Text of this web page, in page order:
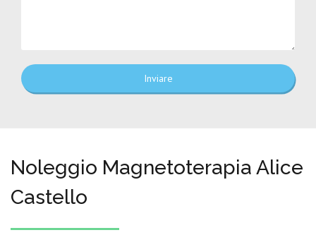
Inviare
Noleggio Magnetoterapia Alice
Castello